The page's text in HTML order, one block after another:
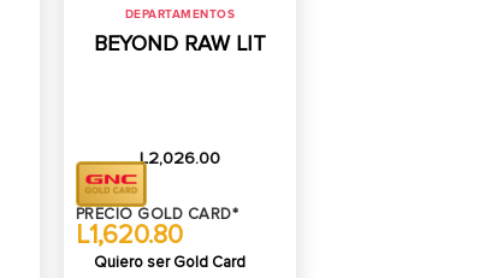
DEPARTAMENTOS
BEYOND RAW LIT
L2,026.00
PRECIO GOLD CARD*
L1,620.80
Quiero ser Gold Card